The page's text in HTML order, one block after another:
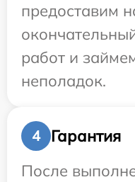
предоставим
работ и
неполадок.
4
Гарантия
После